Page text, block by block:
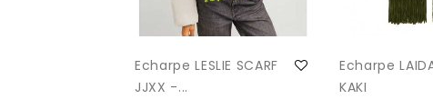
Echarpe LESLIE SCARF
JJXX -...
Echarpe
KAKI